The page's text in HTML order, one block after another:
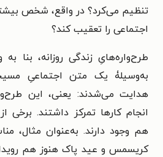
تنظیم می‌کرد؟ در واقع، شخص
اجتماعی را تعقیب کند؟
طرح‌واره‌هایِ زندگی روزانه، بنا
به‌وسیلۀ یک متن اجتماعیِ
هدایت می‌شدند: یعنی، این
انجام کارها تمرکز داشتند. برخی
هم وجود دارند. به‌عنوان مثال،
کریسمس و عید پاک هنوز هم